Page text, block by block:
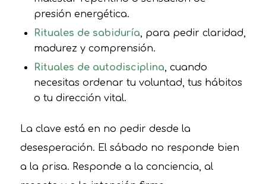
presión energética.
Rituales de sabiduría, para pedir claridad,
madurez y comprensión.
Rituales de autodisciplina, cuando
necesitas ordenar tu voluntad, tus hábitos
o tu dirección vital.
La clave está en no pedir desde la
desesperación. El sábado no responde bien
a la prisa. Responde a la conciencia, al